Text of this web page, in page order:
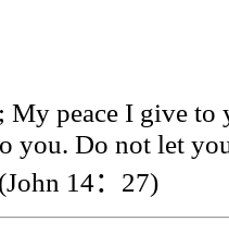
My peace I give to
you. Do not let
14：27)